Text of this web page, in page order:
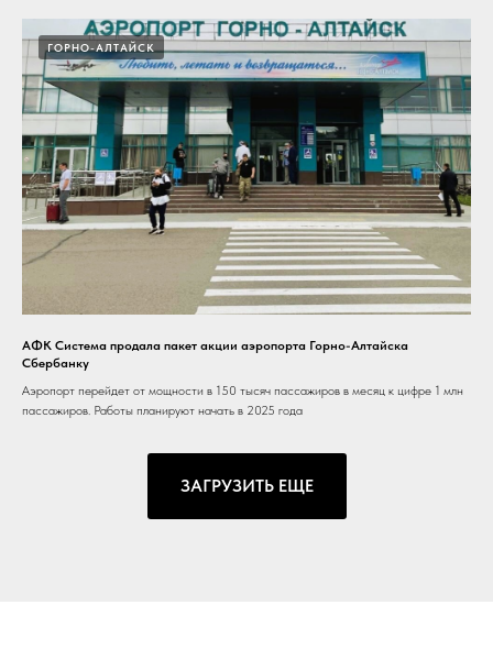
ГОРНО-АЛТАЙСК
АФК Система продала пакет акции аэропорта Горно-Алтайска
Сбербанку
Аэропорт перейдет от мощности в 150 тысяч пассажиров в месяц к цифре 1 млн
пассажиров. Работы планируют начать в 2025 года
ЗАГРУЗИТЬ ЕЩЕ